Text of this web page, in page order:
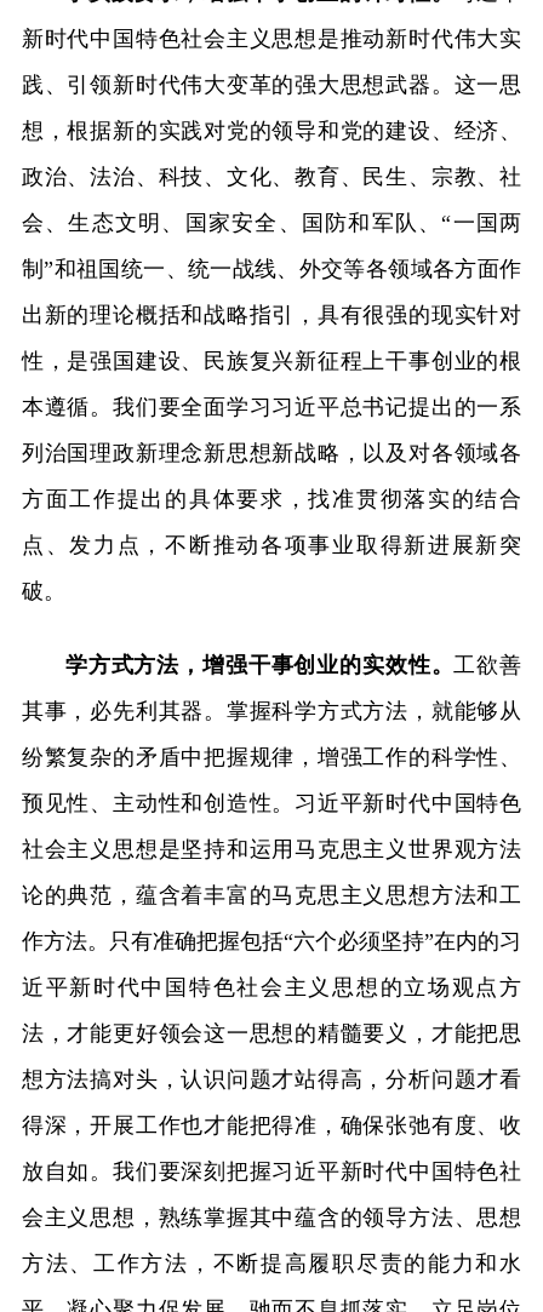
新时代中国特色社会主义思想是推动新时代伟大实
践、引领新时代伟大变革的强大思想武器。这一思
想，根据新的实践对党的领导和党的建设、经济、
政治、法治、科技、文化、教育、民生、宗教、社
会、生态文明、国家安全、国防和军队、“一国两
制”和祖国统一、统一战线、外交等各领域各方面作
出新的理论概括和战略指引，具有很强的现实针对
性，是强国建设、民族复兴新征程上干事创业的根
本遵循。我们要全面学习习近平总书记提出的一系
列治国理政新理念新思想新战略，以及对各领域各
方面工作提出的具体要求，找准贯彻落实的结合
点、发力点，不断推动各项事业取得新进展新突
破。
学方式方法，增强干事创业的实效性。 工欲善
其事，必先利其器。掌握科学方式方法，就能够从
纷繁复杂的矛盾中把握规律，增强工作的科学性、
预见性、主动性和创造性。习近平新时代中国特色
社会主义思想是坚持和运用马克思主义世界观方法
论的典范，蕴含着丰富的马克思主义思想方法和工
作方法。只有准确把握包括“六个必须坚持”在内的习
近平新时代中国特色社会主义思想的立场观点方
法，才能更好领会这一思想的精髓要义，才能把思
想方法搞对头，认识问题才站得高，分析问题才看
得深，开展工作也才能把得准，确保张弛有度、收
放自如。我们要深刻把握习近平新时代中国特色社
会主义思想，熟练掌握其中蕴含的领导方法、思想
方法、工作方法，不断提高履职尽责的能力和水